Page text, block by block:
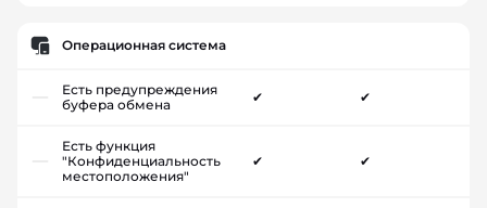
Операционная система
Есть предупреждения
буфера обмена
✔ ✔
Есть функция
"Конфиденциальность
местоположения"
✔ ✔